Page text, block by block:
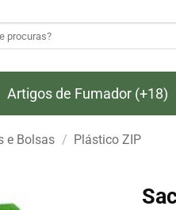
Artigos de Fumador (+18)
e Bolsas / Plástico ZIP